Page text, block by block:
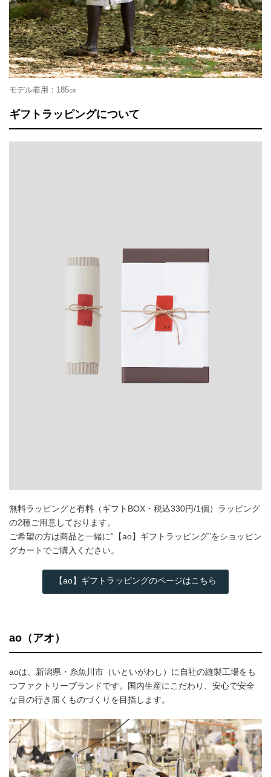
モデル着用：185㎝
ギフトラッピングについて
無料ラッピングと有料（ギフトBOX・税込330円/1個）ラッピング
の2種ご用意しております。
ご希望の方は商品と一緒に“【ao】ギフトラッピング”をショッピン
グカートでご購入ください。
【ao】ギフトラッピングのページはこちら
ao（アオ）
aoは、新潟県・糸魚川市（いといがわし）に自社の縫製工場をも
つファクトリーブランドです。国内生産にこだわり、安心で安全
な目の行き届くものづくりを目指します。